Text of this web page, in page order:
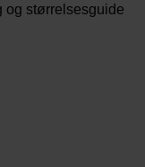
og størrelsesguide